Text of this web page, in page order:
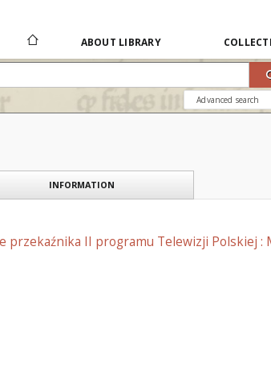
ABOUT LIBRARY
Advanced search
INFORMATION
przekaźnika II programu Telewizji Polskiej :